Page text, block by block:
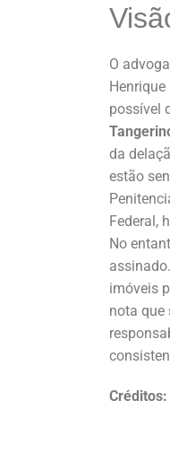
O
Henrique
possível
da
estão
Federal,
No
imóveis
nota que
Créditos: